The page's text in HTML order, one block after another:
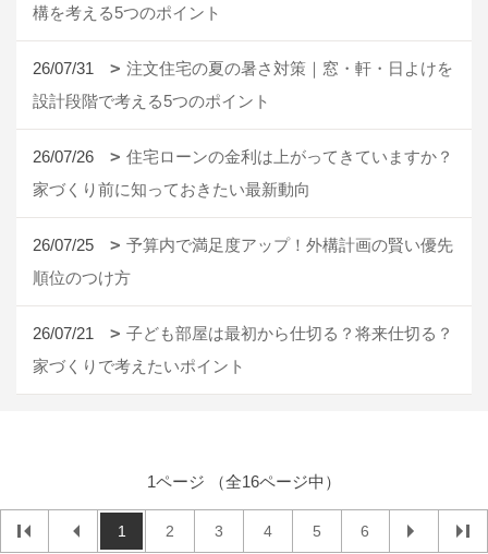
構を考える5つのポイント
26/07/31
注文住宅の夏の暑さ対策｜窓・軒・日よけを
設計段階で考える5つのポイント
26/07/26
住宅ローンの金利は上がってきていますか？
家づくり前に知っておきたい最新動向
26/07/25
予算内で満足度アップ！外構計画の賢い優先
順位のつけ方
26/07/21
子ども部屋は最初から仕切る？将来仕切る？
家づくりで考えたいポイント
1ページ （全16ページ中）
1 2 3 4 5 6